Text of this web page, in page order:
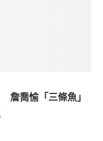
詹喬愉「三條魚」